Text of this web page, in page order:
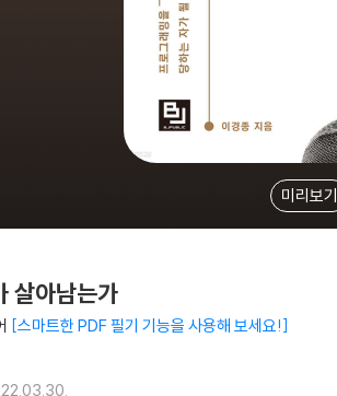
미리보기
살아남는가
스마트한 PDF 필기 기능을 사용해 보세요!